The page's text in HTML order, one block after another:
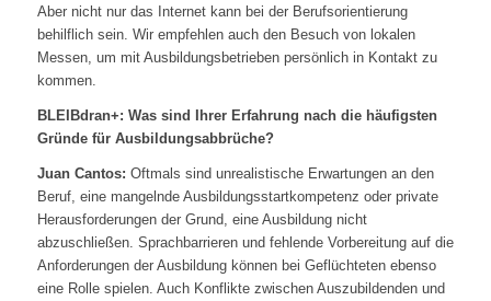
Aber nicht nur das Internet kann bei der Berufsorientierung
behilflich sein. Wir empfehlen auch den Besuch von lokalen
Messen, um mit Ausbildungsbetrieben persönlich in Kontakt zu
kommen.
BLEIBdran+: Was sind Ihrer Erfahrung nach die häufigsten
Gründe für Ausbildungsabbrüche?
Juan Cantos: Oftmals sind unrealistische Erwartungen an den
Beruf, eine mangelnde Ausbildungsstartkompetenz oder private
Herausforderungen der Grund, eine Ausbildung nicht
abzuschließen. Sprachbarrieren und fehlende Vorbereitung auf die
Anforderungen der Ausbildung können bei Geflüchteten ebenso
eine Rolle spielen. Auch Konflikte zwischen Auszubildenden und